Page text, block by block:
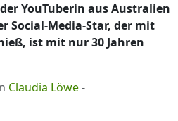
YouTuberin aus Australien
Social-Media-Star, der mit
ist mit nur 30 Jahren
Claudia Löwe-